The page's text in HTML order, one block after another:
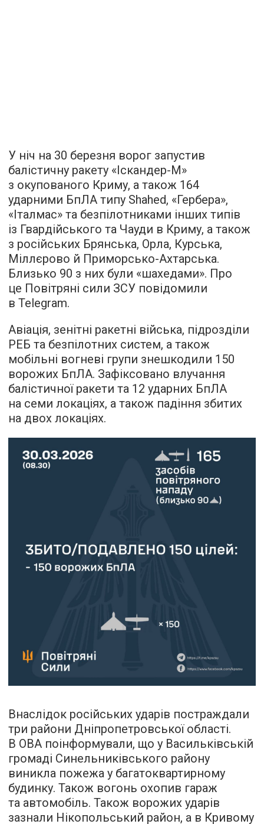
У ніч на 30 березня ворог запустив
балістичну ракету «Іскандер-М»
з окупованого Криму, а також 164
ударними БпЛА типу Shahed, «Гербера»,
«Італмас» та безпілотниками інших типів
із Гвардійського та Чауди в Криму, а також
з російських Брянська, Орла, Курська,
Міллєрово й Приморсько-Ахтарська.
Близько 90 з них були «шахедами». Про
це Повітряні сили ЗСУ повідомили
в Telegram.
Авіація, зенітні ракетні війська, підрозділи
РЕБ та безпілотних систем, а також
мобільні вогневі групи знешкодили 150
ворожих БпЛА. Зафіксовано влучання
балістичної ракети та 12 ударних БпЛА
на семи локаціях, а також падіння збитих
на двох локаціях.
Внаслідок російських ударів постраждали
три райони Дніпропетровської області.
В ОВА поінформували, що у Васильківській
громаді Синельниківського району
виникла пожежа у багатоквартирному
будинку. Також вогонь охопив гараж
та автомобіль. Також ворожих ударів
зазнали Нікопольський район, а в Кривому